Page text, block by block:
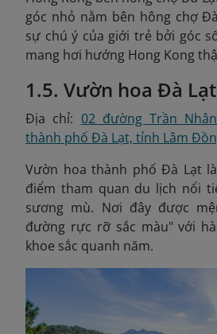
góc nhỏ nằm bên hông chợ
sự chú ý của giới trẻ bởi góc
mang hơi hướng Hong Kong
1.5. Vườn hoa Đà Lạt
Địa chỉ: 02 đường Trần
thành phố Đà Lạt, tỉnh Lâm
Vườn hoa thành phố Đà Lạt
điểm tham quan du lịch nổi
sương mù. Nơi đây được
đường rực rỡ sắc màu" với
khoe sắc quanh năm.